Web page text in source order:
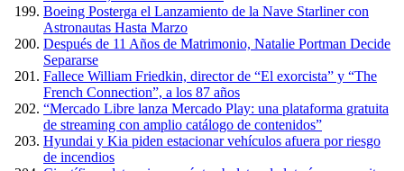
Boeing Posterga el Lanzamiento de la Nave Starliner con
Astronautas Hasta Marzo
Después de 11 Años de Matrimonio, Natalie Portman Decide
Separarse
Fallece William Friedkin, director de “El exorcista” y “The
French Connection”, a los 87 años
“Mercado Libre lanza Mercado Play: una plataforma gratuita
de streaming con amplio catálogo de contenidos”
Hyundai y Kia piden estacionar vehículos afuera por riesgo
de incendios